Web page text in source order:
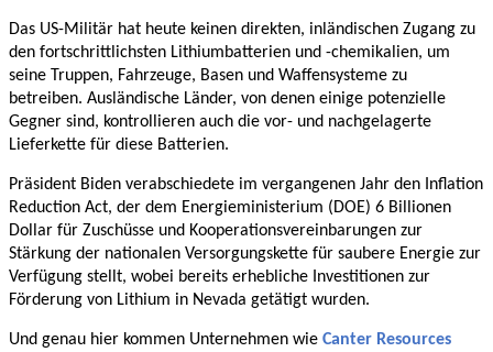
Das US-Militär hat heute keinen direkten, inländischen Zugang zu
den fortschrittlichsten Lithiumbatterien und -chemikalien, um
seine Truppen, Fahrzeuge, Basen und Waffensysteme zu
betreiben. Ausländische Länder, von denen einige potenzielle
Gegner sind, kontrollieren auch die vor- und nachgelagerte
Lieferkette für diese Batterien.
Präsident Biden verabschiedete im vergangenen Jahr den Inflation
Reduction Act, der dem Energieministerium (DOE) 6 Billionen
Dollar für Zuschüsse und Kooperationsvereinbarungen zur
Stärkung der nationalen Versorgungskette für saubere Energie zur
Verfügung stellt, wobei bereits erhebliche Investitionen zur
Förderung von Lithium in Nevada getätigt wurden.
Und genau hier kommen Unternehmen wie Canter Resources